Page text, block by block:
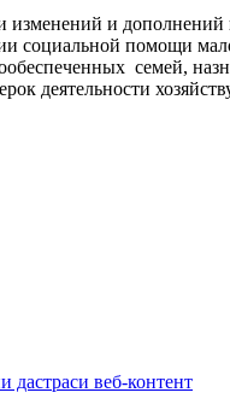
изменений и
социальной помощи
семей,
деятельности
дастраси веб-контент